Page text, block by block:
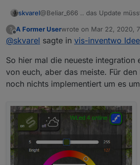
skvarel@Beliar_666 .. das Update
?
Offline
A Former Userwrote on Mar 22, 2020,
last edited by
@skvarel sagte in vis-inventwo
So hier mal die neueste integration
von euch, aber das meiste. Für
noch nichts implementiert um es